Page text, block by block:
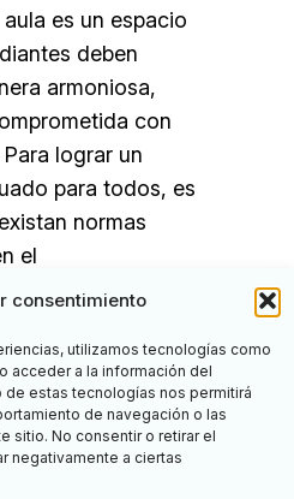
consentimiento
utilizamos tecnologías como
acceder a la información del
estas tecnologías nos permitirá
de navegación o las
sitio. No consentir o retirar el
negativamente a ciertas
es un espacio
deben
armoniosa,
con
lograr un
para todos, es
normas
el
la convivencia y
Twitter